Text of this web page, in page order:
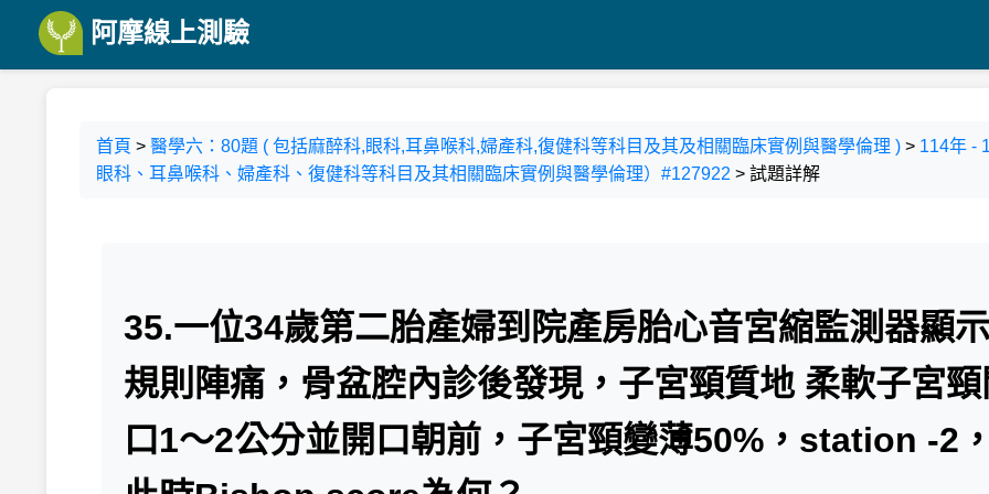
阿摩線上測驗
首頁 > 醫學六：80題 ( 包括麻醉科,眼科,耳鼻喉科,婦產科,復健科等科目及其及相關臨床實例與醫學倫理 ) > 114年 -
眼科、耳鼻喉科、婦產科、復健科等科目及其相關臨床實例與醫學倫理）#127922 > 試題詳解
35.一位34歲第二胎產婦到院產房胎心音宮縮監測器顯
規則陣痛，骨盆腔內診後發現，子宮頸質地 柔軟子宮
口1～2公分並開口朝前，子宮頸變薄50%，station -2